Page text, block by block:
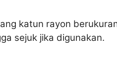
katun rayon
sejuk jika digunakan.